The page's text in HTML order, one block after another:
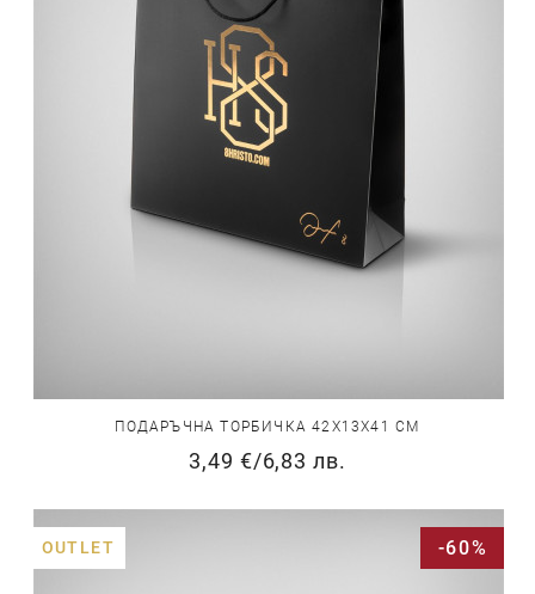
ПОДАРЪЧНА ТОРБИЧКА 42Х13Х41 СМ
3,49 €/6,83 лв.
OUTLET -60%